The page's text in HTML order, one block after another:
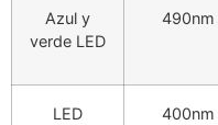
Azul y
verde LED
490nm
LED
400nm